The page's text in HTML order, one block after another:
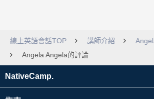
線上英語會話TOP 講師介紹
Angela Angela的評論
NativeCamp.